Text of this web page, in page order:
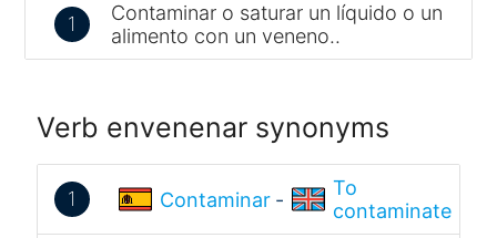
1
Contaminar o saturar un líquido o un
alimento con un veneno..
Verb envenenar synonyms
1 Contaminar -
To
contaminate